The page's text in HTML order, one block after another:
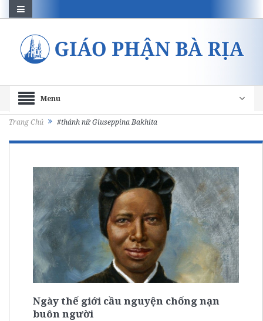
Menu
Trang Chủ #thánh nữ Giuseppina Bakhita
Ngày thế giới cầu nguyện chống nạn
buôn người